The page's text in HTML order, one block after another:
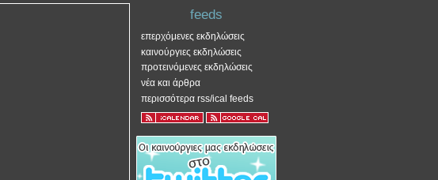
feeds
επερχόμενες εκδηλώσεις
καινούργιες εκδηλώσεις
προτεινόμενες εκδηλώσεις
νέα και άρθρα
περισσότερα rss/ical feeds